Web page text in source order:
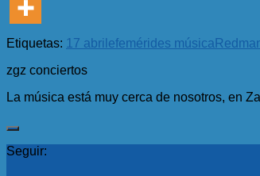
Etiquetas: 17 abril efemérides música
zgz conciertos
La música está muy cerca de nosotros, en
Seguir: